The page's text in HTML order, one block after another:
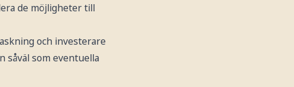
de möjligheter till
och investerare
såväl som eventuella